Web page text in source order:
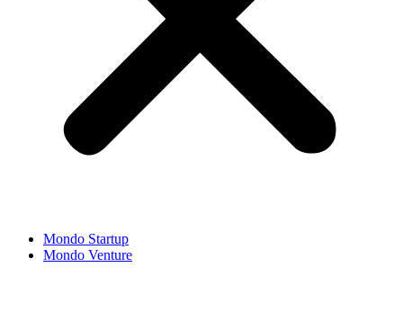
Mondo Startup
Mondo Venture